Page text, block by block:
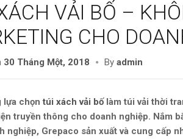
VẢI BỐ –
CHO
30 Tháng Một, 2018 By admin
lựa chọntúi xách vải bốlàm túi vải thời
truyền thông cho doanh nghiệp. Nắm
nghiệp, Grepaco sản xuất và cung cấp